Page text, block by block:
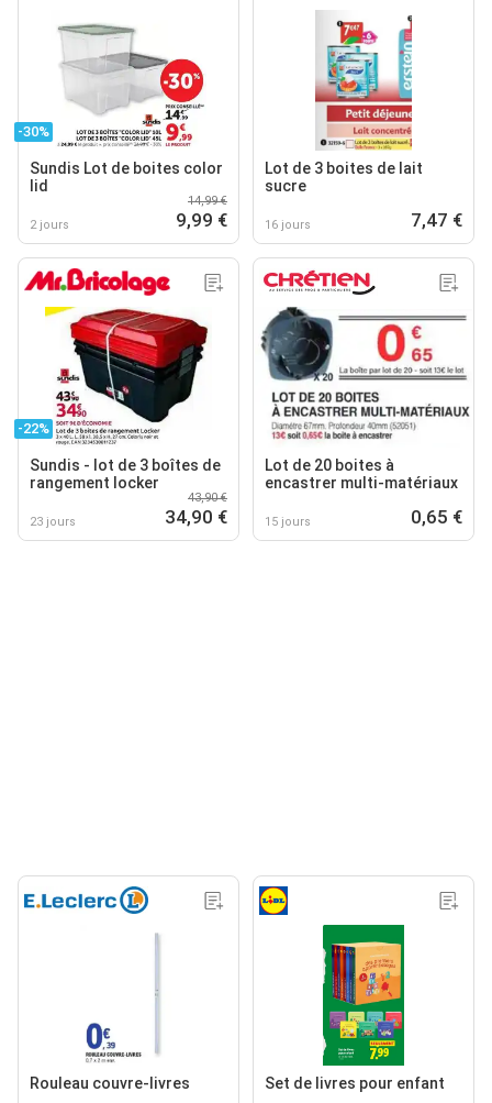
-30%
Sundis Lot de boites color
lid
2 jours
14,99 €
9,99 €
Lot de 3 boites de lait
sucre
16 jours 7,47 €
-22%
Sundis - lot de 3 boîtes de
rangement locker
23 jours
43,90 €
34,90 €
Lot de 20 boites à
encastrer multi-matériaux
15 jours 0,65 €
Rouleau couvre-livres Set de livres pour enfant